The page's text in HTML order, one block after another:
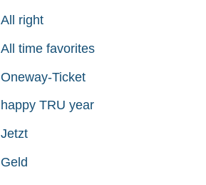
All right
All time favorites
Oneway-Ticket
happy TRU year
Jetzt
Geld